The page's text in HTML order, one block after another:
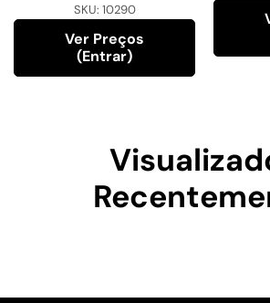
SKU: 10290
Ver Preços
(entrar)